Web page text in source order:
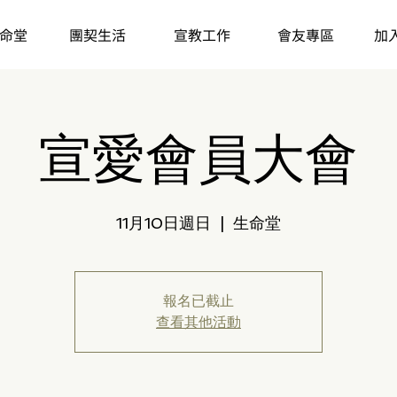
堂 團契生活 宣教工作 會友專區 加
宣愛會員大會
11月10日週日 生命堂
報名已截止
查看其他活動